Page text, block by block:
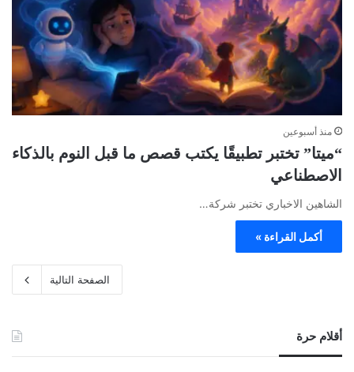
منذ أسبوعين
“ميتا” تختبر تطبيقًا يكتب قصص ما قبل النوم بالذكاء
الاصطناعي
الشاهين الاخباري تختبر شركة…
أكمل القراءة »
الصفحة التالية
أقلام حرة